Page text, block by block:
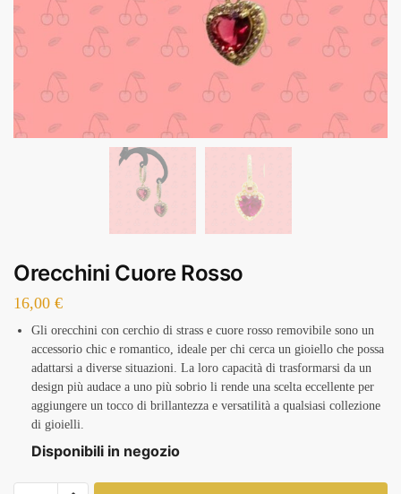
Orecchini Cuore Rosso
16,00 €
Gli orecchini con cerchio di strass e cuore rosso removibile sono un
accessorio chic e romantico, ideale per chi cerca un gioiello che possa
adattarsi a diverse situazioni. La loro capacità di trasformarsi da un
design più audace a uno più sobrio li rende una scelta eccellente per
aggiungere un tocco di brillantezza e versatilità a qualsiasi collezione
di gioielli.
Disponibili in negozio